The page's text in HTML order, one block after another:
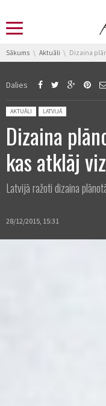
You are here:
Sākums Aktuāli Dizaina plānotāji – tendence, kas
Dalies
Posted in:
AKTUĀLI LATVIJĀ
Dizaina
kas atklāj
Latvijā ražoti dizaina
28/12/2015, 15:31